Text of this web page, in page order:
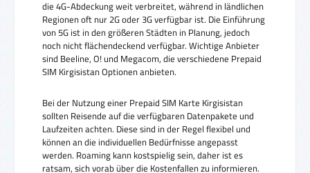
die 4G-Abdeckung weit verbreitet, während in ländlichen
Regionen oft nur 2G oder 3G verfügbar ist. Die Einführung
von 5G ist in den größeren Städten in Planung, jedoch
noch nicht flächendeckend verfügbar. Wichtige Anbieter
sind Beeline, O! und Megacom, die verschiedene Prepaid
SIM Kirgisistan Optionen anbieten.
Bei der Nutzung einer Prepaid SIM Karte Kirgisistan
sollten Reisende auf die verfügbaren Datenpakete und
Laufzeiten achten. Diese sind in der Regel flexibel und
können an die individuellen Bedürfnisse angepasst
werden. Roaming kann kostspielig sein, daher ist es
ratsam, sich vorab über die Kostenfallen zu informieren.